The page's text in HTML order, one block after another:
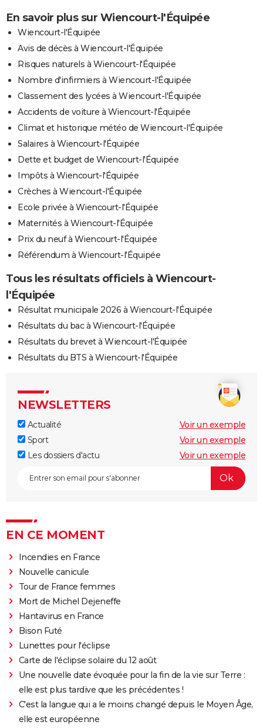
En savoir plus sur Wiencourt-l'Équipée
Wiencourt-l'Équipée
Avis de décès à Wiencourt-l'Équipée
Risques naturels à Wiencourt-l'Équipée
Nombre d'infirmiers à Wiencourt-l'Équipée
Classement des lycées à Wiencourt-l'Équipée
Accidents de voiture à Wiencourt-l'Équipée
Climat et historique météo de Wiencourt-l'Équipée
Salaires à Wiencourt-l'Équipée
Dette et budget de Wiencourt-l'Équipée
Impôts à Wiencourt-l'Équipée
Crèches à Wiencourt-l'Équipée
Ecole privée à Wiencourt-l'Équipée
Maternités à Wiencourt-l'Équipée
Prix du neuf à Wiencourt-l'Équipée
Référendum à Wiencourt-l'Équipée
Tous les résultats officiels à Wiencourt-
l'Équipée
Résultat municipale 2026 à Wiencourt-l'Équipée
Résultats du bac à Wiencourt-l'Équipée
Résultats du brevet à Wiencourt-l'Équipée
Résultats du BTS à Wiencourt-l'Équipée
NEWSLETTERS
Actualité
Voir un exemple
Sport
Voir un exemple
Les dossiers d'actu
Voir un exemple
EN CE MOMENT
Incendies en France
Nouvelle canicule
Tour de France femmes
Mort de Michel Dejeneffe
Hantavirus en France
Bison Futé
Lunettes pour l'éclipse
Carte de l'éclipse solaire du 12 août
Une nouvelle date évoquée pour la fin de la vie sur Terre :
elle est plus tardive que les précédentes !
C'est la langue qui a le moins changé depuis le Moyen Âge,
elle est européenne